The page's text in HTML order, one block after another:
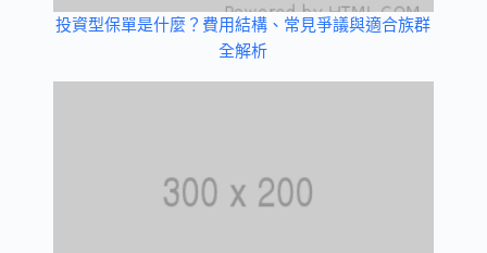
投資型保單是什麼？費用結構、常見爭議與適合族群
全解析